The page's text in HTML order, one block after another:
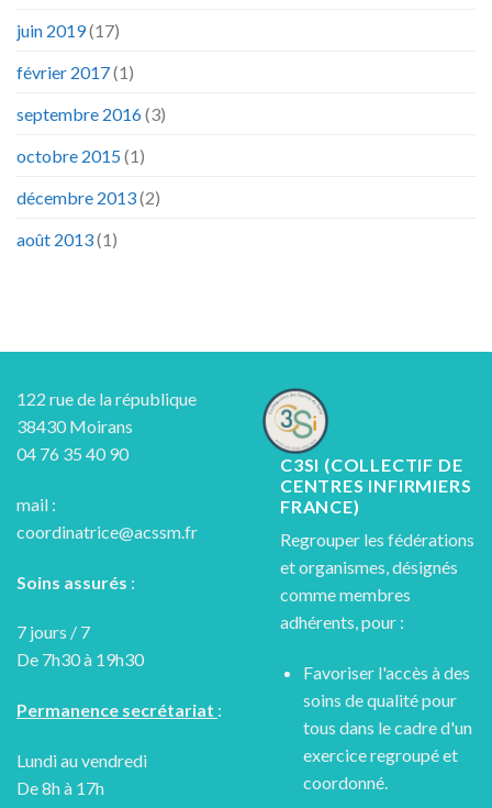
juin 2019(17)
février 2017(1)
septembre 2016(3)
octobre 2015(1)
décembre 2013(2)
août 2013(1)
122 rue de la république
38430 Moirans
04 76 35 40 90
mail :
coordinatrice@acssm.fr
Soins assurés :
7 jours / 7
De 7h30 à 19h30
Permanence secrétariat :
Lundi au vendredi
De 8h à 17h
C3SI (COLLECTIF DE
CENTRES INFIRMIERS
FRANCE)
Regrouper les fédérations
et organismes, désignés
comme membres
adhérents, pour :
Favoriser l'accès à des
soins de qualité pour
tous dans le cadre d'un
exercice regroupé et
coordonné.